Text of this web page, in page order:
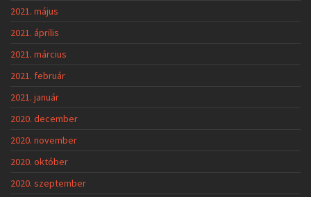
2021. május
2021. április
2021. március
2021. február
2021. január
2020. december
2020. november
2020. október
2020. szeptember